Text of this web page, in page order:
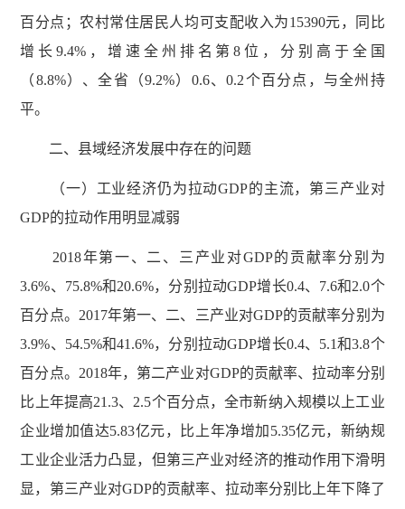
百分点；农村常住居民人均可支配收入为15390元，同比
增长9.4%，增速全州排名第8位，分别高于全国
（8.8%）、全省（9.2%）0.6、0.2个百分点，与全州持
平。
二、县域经济发展中存在的问题
（一）工业经济仍为拉动GDP的主流，第三产业对
GDP的拉动作用明显减弱
2018年第一、二、三产业对GDP的贡献率分别为
3.6%、75.8%和20.6%，分别拉动GDP增长0.4、7.6和2.0个
百分点。2017年第一、二、三产业对GDP的贡献率分别为
3.9%、54.5%和41.6%，分别拉动GDP增长0.4、5.1和3.8个
百分点。2018年，第二产业对GDP的贡献率、拉动率分别
比上年提高21.3、2.5个百分点，全市新纳入规模以上工业
企业增加值达5.83亿元，比上年净增加5.35亿元，新纳规
工业企业活力凸显，但第三产业对经济的推动作用下滑明
显，第三产业对GDP的贡献率、拉动率分别比上年下降了